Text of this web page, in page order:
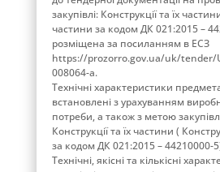
закупівлі: Конструкції та їх
частини за кодом ДК 021:2015 –
розміщена за посиланням в ЕСЗ
https://prozorro.gov.ua/uk/tender/
008064-a.
Технічні характеристики
встановлені з урахуванням
потреби, а також з метою
Конструкції та їх частини (
за кодом ДК 021:2015 – 44210000-
Технічні, якісні та кількісні